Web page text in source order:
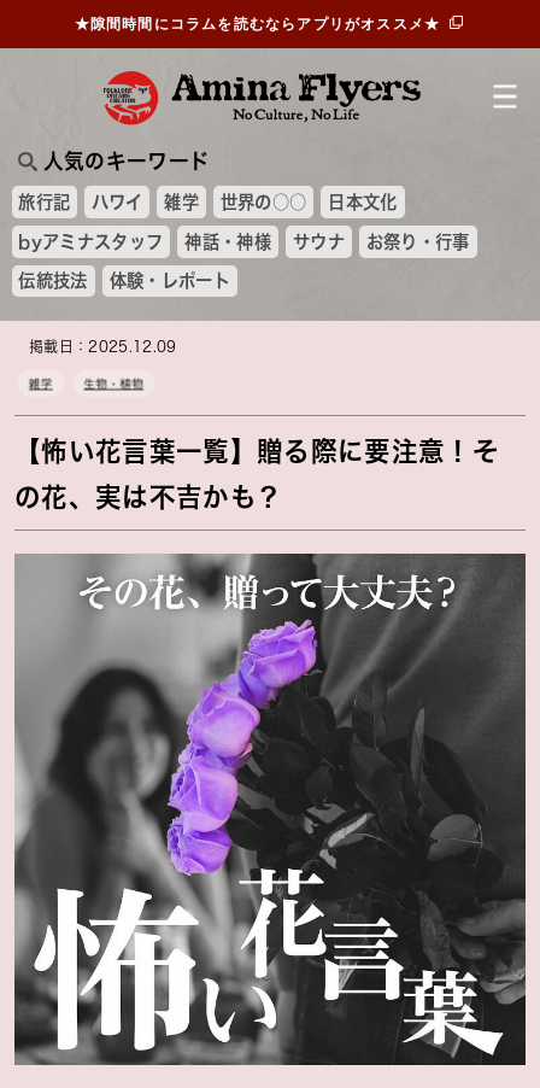
人気のキーワード
旅行記 ハワイ 雑学 世界の○○ 日本文化
byアミナスタッフ 神話・神様 サウナ お祭り・行事
伝統技法 体験・レポート
★隙間時間にコラムを読むならアプリがオススメ★
掲載日：2025.12.09
雑学 生物・植物
【怖い花言葉一覧】贈る際に要注意！そ
の花、実は不吉かも？